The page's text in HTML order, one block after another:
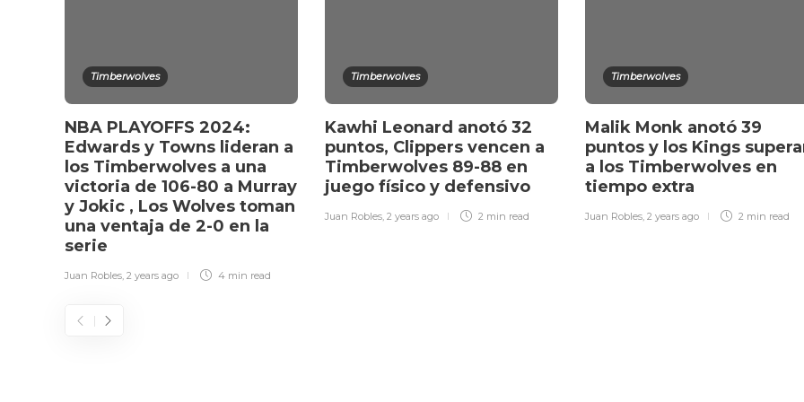
Timberwolves
NBA PLAYOFFS 2024:
Edwards y Towns lideran a
los Timberwolves a una
victoria de 106-80 a Murray
y Jokic , Los Wolves toman
una ventaja de 2-0 en la
serie
Juan Robles, 2 years ago 4 min read
Timberwolves
Kawhi Leonard anotó 32
puntos, Clippers vencen a
Timberwolves 89-88 en
juego físico y defensivo
Juan Robles, 2 years ago 2 min read
Timberwolves
Malik Monk anotó 39
puntos y los Kings
a los Timberwolves en
tiempo extra
Juan Robles, 2 years ago 2 min read